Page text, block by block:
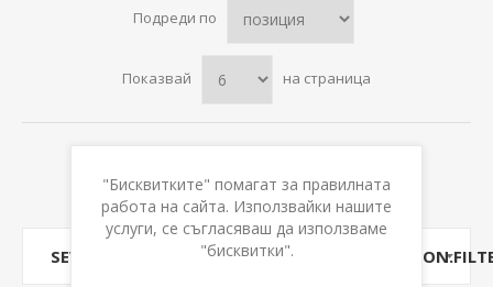
Подреди по
Показвай на страница
"Бисквитките" помагат за правилната
работа на сайта. Използвайки нашите
услуги, се съгласяваш да използваме
"бисквитки".